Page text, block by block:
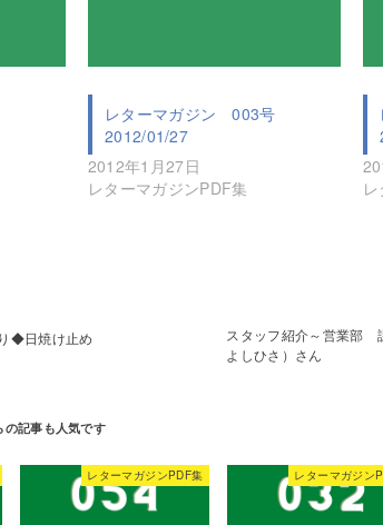
レターマガジン 003号
2012/01/27
2012年1月27日
レターマガジンPDF集
スタッフ紹介～営業部
よしひさ）さん
◆日焼け止め
レターマガジンPDF集 レターマガジン